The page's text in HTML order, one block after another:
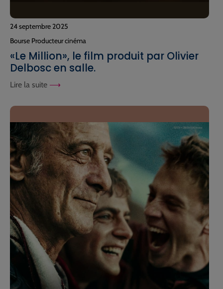
24 septembre 2025
Bourse Producteur cinéma
«Le Million», le film produit par Olivier
Delbosc en salle.
Lire la suite